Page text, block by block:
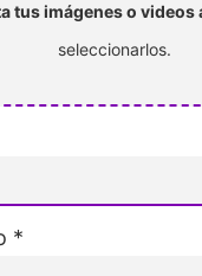
tus imágenes o videos
seleccionarlos.
*